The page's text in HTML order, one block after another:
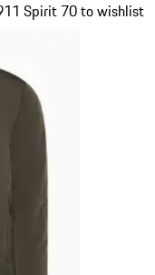
Spirit 70 to wishlist